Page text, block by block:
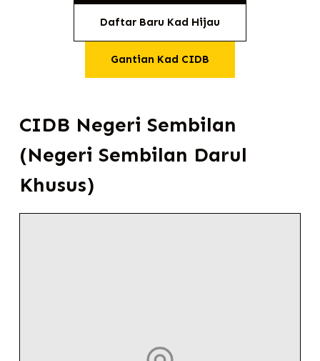
Daftar Baru Kad Hijau
Gantian Kad CIDB
CIDB Negeri Sembilan
(Negeri Sembilan Darul
Khusus)